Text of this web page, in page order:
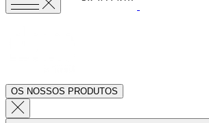
OS NOSSOS PRODUTOS